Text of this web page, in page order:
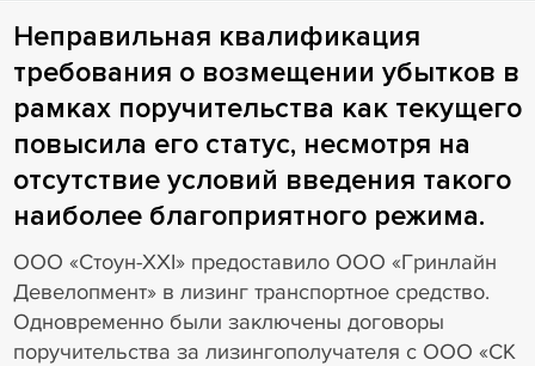
Неправильная квалификация
требования о возмещении убытков в
рамках поручительства как текущего
повысила его статус, несмотря на
отсутствие условий введения такого
наиболее благоприятного режима.
ООО «Стоун-XXI» предоставило ООО «Гринлайн
Девелопмент» в лизинг транспортное средство.
Одновременно были заключены договоры
поручительства за лизингополучателя с ООО «СК